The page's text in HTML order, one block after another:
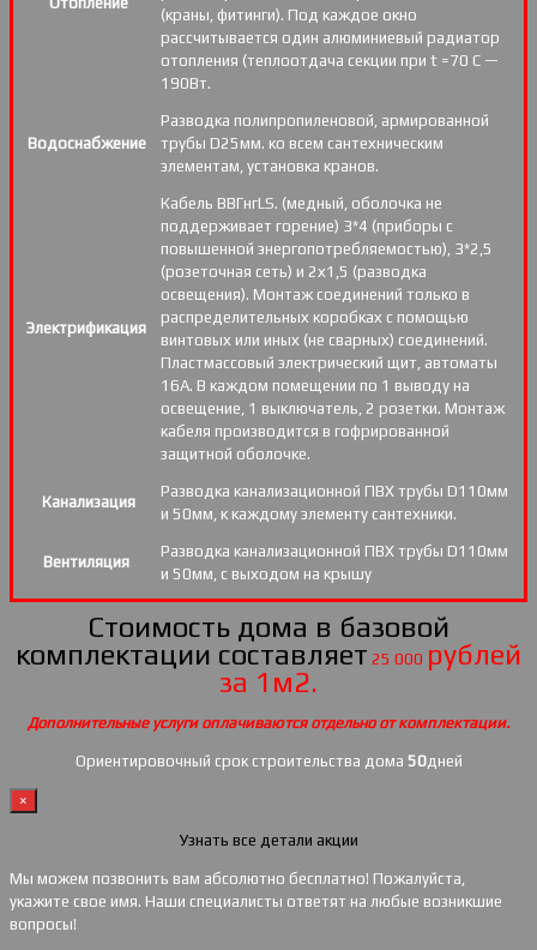
(краны, фитинги). Под каждое окно
рассчитывается один алюминиевый радиатор
отопления (теплоотдача секции при t =70 С —
190Вт.
Водоснабжение
Разводка полипропиленовой, армированной
трубы D25мм. ко всем сантехническим
элементам, установка кранов.
Электрификация
Кабель ВВГнгLS. (медный, оболочка не
поддерживает горение) 3*4 (приборы с
повышенной энергопотребляемостью), 3*2,5
(розеточная сеть) и 2х1,5 (разводка
освещения). Монтаж соединений только в
распределительных коробках с помощью
винтовых или иных (не сварных) соединений.
Пластмассовый электрический щит, автоматы
16А. В каждом помещении по 1 выводу на
освещение, 1 выключатель, 2 розетки. Монтаж
кабеля производится в гофрированной
защитной оболочке.
Канализация
Разводка канализационной ПВХ трубы D110мм
и 50мм, к каждому элементу сантехники.
Вентиляция
Разводка канализационной ПВХ трубы D110мм
и 50мм, с выходом на крышу
Стоимость дома в базовой
комплектации составляет 25 000 рублей
за 1м2.
Дополнительные услуги оплачиваются отдельно от комплектации.
Ориентировочный срок строительства дома 50дней
×
Узнать все детали акции
Мы можем позвонить вам абсолютно бесплатно! Пожалуйста,
укажите свое имя. Наши специалисты ответят на любые возникшие
вопросы!